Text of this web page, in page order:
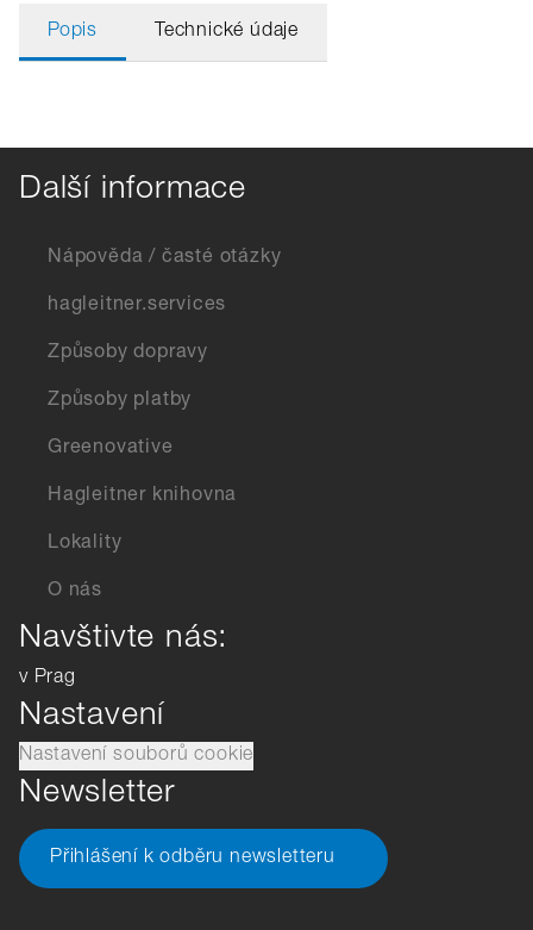
Popis Technické údaje
Další informace
Nápověda / časté otázky
hagleitner.services
Způsoby dopravy
Způsoby platby
Greenovative
Hagleitner knihovna
Lokality
O nás
Navštivte nás:
v Prag
Nastavení
Nastavení souborů cookie
Newsletter
Přihlášení k odběru newsletteru